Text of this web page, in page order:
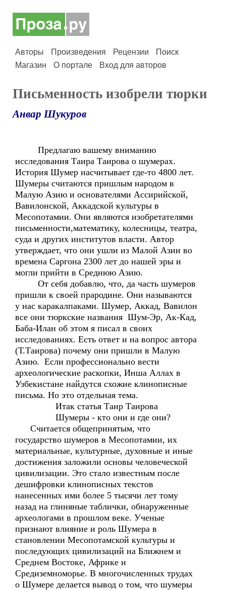
Авторы Произведения Рецензии
Поиск
Магазин
О портале Вход для авторов
Письменность изобрели тюрки
Анвар Шукуров
Предлагаю вашему вниманию
исследования Таира Таирова о шумерах.
История Шумер насчитывает где-то 4800 лет.
Шумеры считаются пришлым народом в
Малую Азию и основателями Ассирийской,
Вавилонской, Аккадской культуры в
Месопотамии. Они являются изобретателями
письменности,математику, колесницы, театра,
суда и других институтов власти. Автор
утверждает, что они ушли из Малой Азии во
времена Саргона 2300 лет до нашей эры и
могли прийти в Среднюю Азию.
От себя добавлю, что, да часть шумеров
пришли к своей прародине. Они называются
у нас каракалпаками. Шумер, Аккад, Вавилон
все они тюркские названия Шум-Эр, Ак-Кад,
Баба-Илан об этом я писал в своих
исследованиях. Есть ответ и на вопрос автора
(Т.Таирова) почему они пришли в Малую
Азию. Если профессионально вести
археологические раскопки, Инша Аллах в
Узбекистане найдутся схожие клинописные
письма. Но это отдельная тема.
Итак статья Таир Таирова
Шумеры - кто они и где они?
Считается общепринятым, что
государство шумеров в Месопотамии, их
материальные, культурные, духовные и иные
достижения заложили основы человеческой
цивилизации. Это стало известным после
дешифровки клинописных текстов
нанесенных ими более 5 тысячи лет тому
назад на глиняные таблички, обнаруженные
археологами в прошлом веке. Ученые
признают влияние и роль Шумера в
становлении Месопотамской культуры и
последующих цивилизаций на Ближнем и
Среднем Востоке, Африке и
Средиземноморье. В многочисленных трудах
о Шумере делается вывод о том, что шумеры